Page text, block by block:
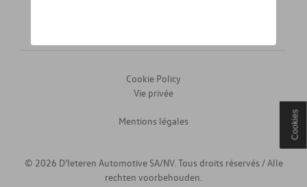
Mentions légales
Cookie Policy
Vie privée
© 2026 D'Ieteren Automotive SA/NV. Tous droits réservés / Alle
rechten voorbehouden.
Cookies